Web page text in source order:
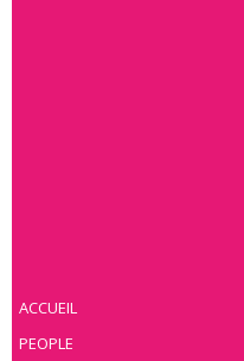
ACCUEIL
PEOPLE